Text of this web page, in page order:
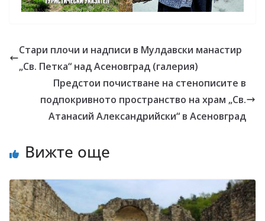
Стари плочи и надписи в Мулдавски манастир
„Св. Петка“ над Асеновград (галерия)
Предстои почистване на стенописите в
подпокривното пространство на храм „Св.
Атанасий Александрийски“ в Асеновград
Вижте още